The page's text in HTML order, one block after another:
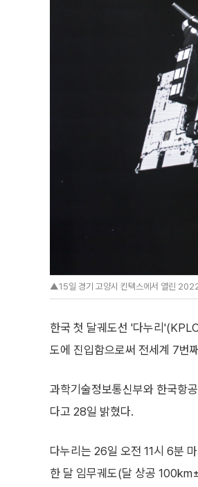
▲15일 경기 고양시 킨텍스에서 열린 2022
한국 첫 달궤도선 '다누리
도에 진입함으로써 전세계 7번
과학기술정보통신부와 한국항
다고 28일 밝혔다.
다누리는 26일 오전 11시 6분
한 달 임무궤도(달 상공